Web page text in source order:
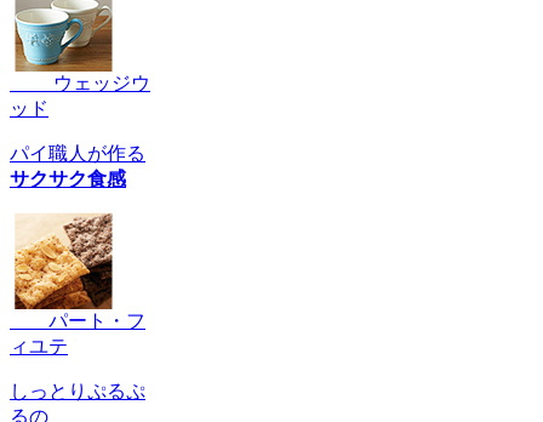
ウェッジウ
ッド
パイ職人が作る
サクサク食感
パート・フ
ィユテ
しっとりぷるぷ
るの